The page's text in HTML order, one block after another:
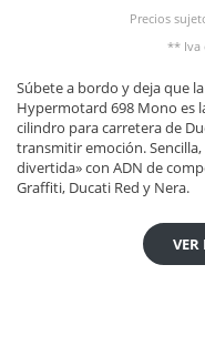
Precios
** Iva
Súbete a bordo y deja que
Hypermotard 698 Mono es
cilindro para carretera de
transmitir emoción.
divertida» con ADN de
Graffiti, Ducati Red y Nera.
VER